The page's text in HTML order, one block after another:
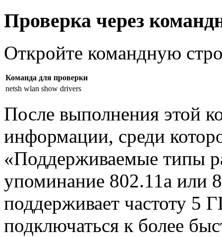
Проверка через
Откройте командную
Команда для проверки
netsh wlan show drivers
После выполнения этой
информации, среди
«Поддерживаемые типы
упоминание 802.11a или
поддерживает частоту 5
подключаться к более